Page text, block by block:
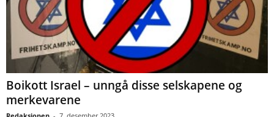
Boikott Israel – unngå disse selskapene og
merkevarene